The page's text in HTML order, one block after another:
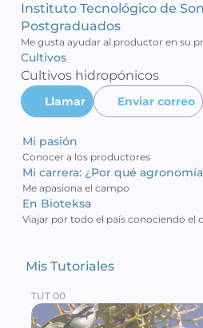
Instituto Tecnológico de
Postgraduados
Me gusta ayudar al productor en su
Cultivos
Cultivos hidropónicos
Llamar Enviar correo
Mi pasión
Conocer a los productores
Mi carrera: ¿Por qué
Me apasiona el campo
En Bioteksa
Viajar por todo el país conociendo el
Mis Tutoriales
TUT 00